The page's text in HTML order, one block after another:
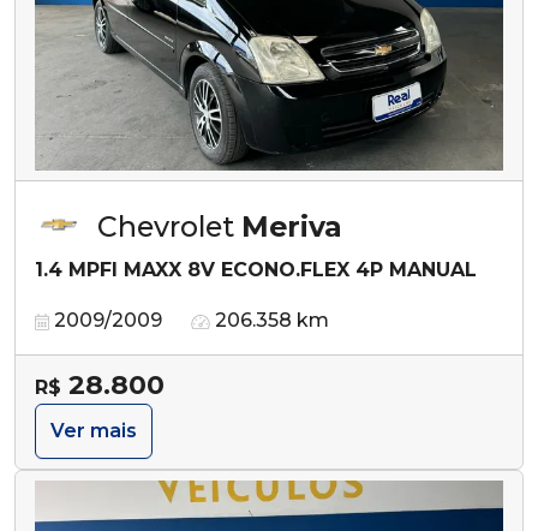
Chevrolet Meriva
1.4 MPFI MAXX 8V ECONO.FLEX 4P MANUAL
2009/2009 206.358 km
R$ 28.800
Ver mais